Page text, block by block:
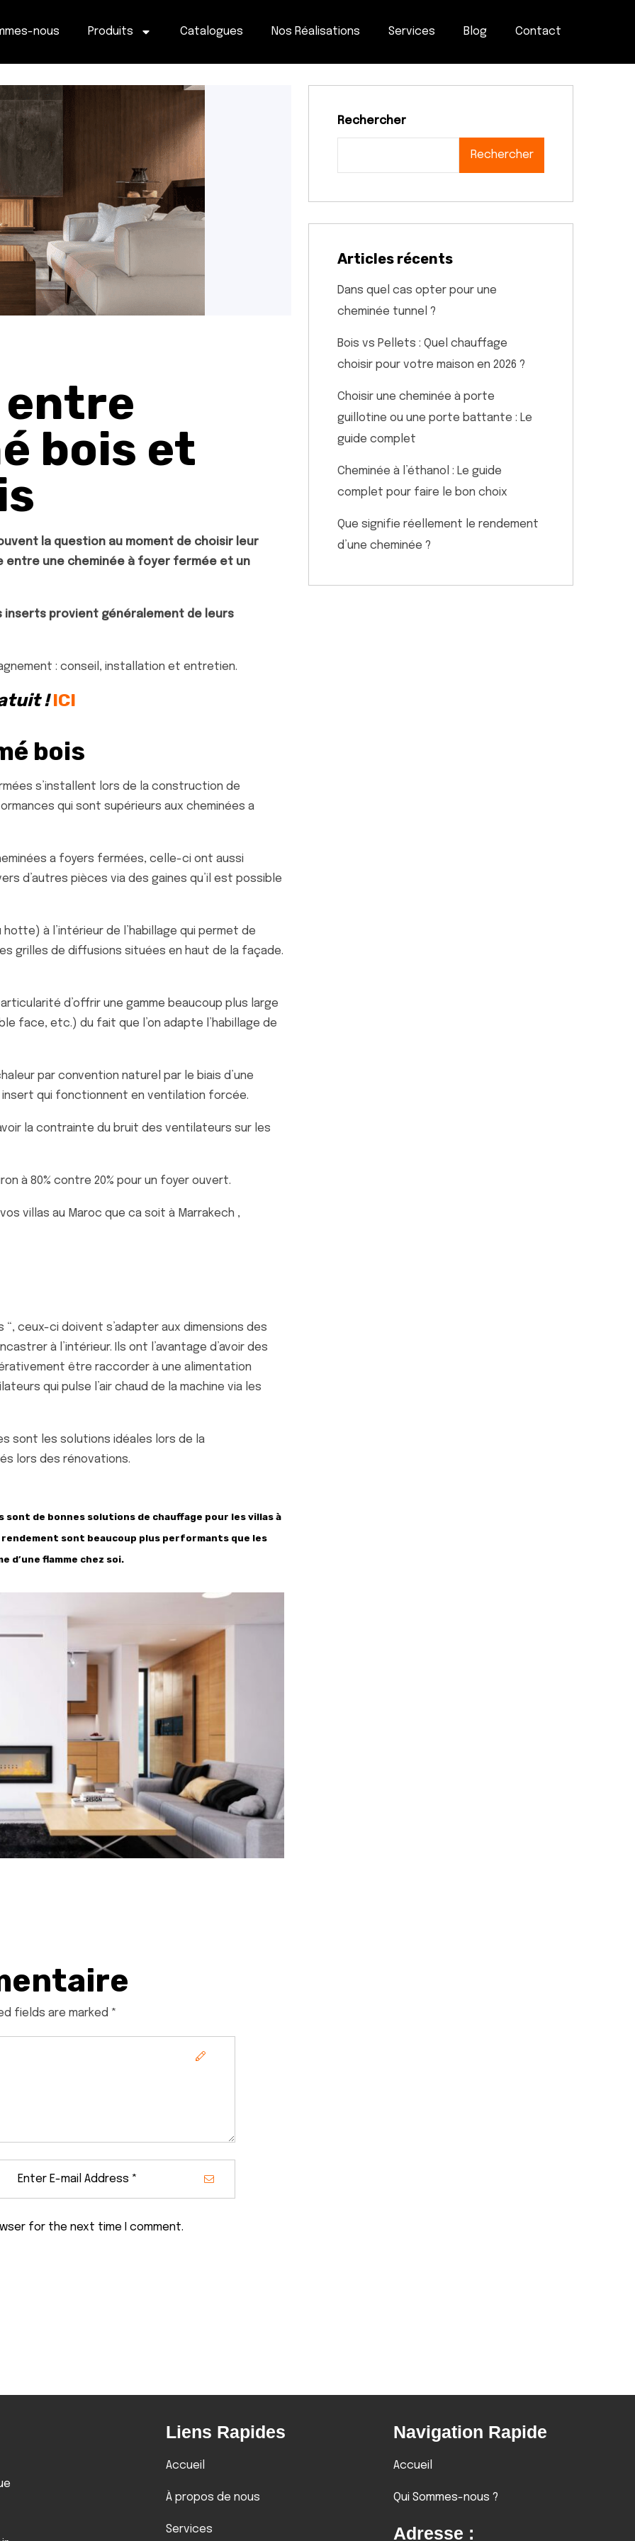
nous Produits Catalogues Nos Réalisations Services Blog Contact
bois et
la question au moment de choisir leur
entre une cheminée à foyer fermée et un
provient généralement de leurs
: conseil, installation et entretien.
! ICI
bois
s’installent lors de la construction de
qui sont supérieurs aux cheminées a
a foyers fermées, celle-ci ont aussi
d’autres pièces via des gaines qu’il est possible
à l’intérieur de l’habillage qui permet de
grilles de diffusions situées en haut de la façade.
d’offrir une gamme beaucoup plus large
face, etc.) du fait que l’on adapte l’habillage de
par convention naturel par le biais d’une
qui fonctionnent en ventilation forcée.
la contrainte du bruit des ventilateurs sur les
à 80% contre 20% pour un foyer ouvert.
villas au Maroc que ca soit à Marrakech ,
ceux-ci doivent s’adapter aux dimensions des
à l’intérieur. Ils ont l’avantage d’avoir des
être raccorder à une alimentation
qui pulse l’air chaud de la machine via les
sont les solutions idéales lors de la
lors des rénovations.
de bonnes solutions de chauffage pour les villas à
sont beaucoup plus performants que les
d’une flamme chez soi.
fields are marked *
for the next time I comment.
Rechercher
Rechercher
Articles récents
Dans quel cas opter pour une
cheminée tunnel ?
Bois vs Pellets : Quel chauffage
choisir pour votre maison en 2026 ?
Choisir une cheminée à porte
guillotine ou une porte battante : Le
guide complet
Cheminée à l’éthanol : Le guide
complet pour faire le bon choix
Que signifie réellement le rendement
d’une cheminée ?
Liens Rapides
Accueil
À propos de nous
Services
Navigation Rapide
Accueil
Qui Sommes-nous ?
Adresse :